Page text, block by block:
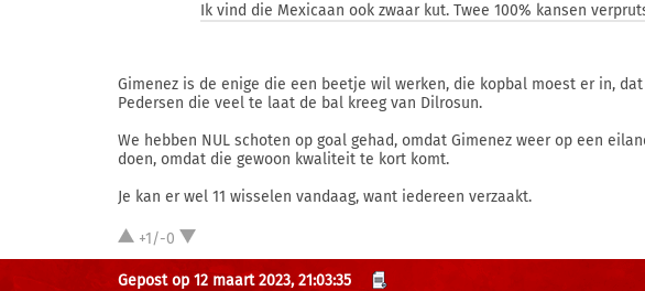
Ik vind die Mexicaan ook zwaar kut. Twee 100% kansen
Gimenez is de enige die een beetje wil werken, die kopbal moest er in,
Pedersen die veel te laat de bal kreeg van Dilrosun.
We hebben NUL schoten op goal gehad, omdat Gimenez weer op een
doen, omdat die gewoon kwaliteit te kort komt.
Je kan er wel 11 wisselen vandaag, want iedereen verzaakt.
+1/-0
Gepost op 12 maart 2023, 21:03:35